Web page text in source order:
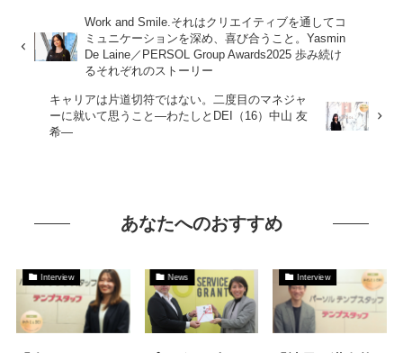
Work and Smile.それはクリエイティブを通してコ
ミュニケーションを深め、喜び合うこと。Yasmin
De Laine／PERSOL Group Awards2025 歩み続け
るそれぞれのストーリー
キャリアは片道切符ではない。二度目のマネジャ
ーに就いて思うこと―わたしとDEI（16）中山 友
希―
あなたへのおすすめ
Interview News Interview